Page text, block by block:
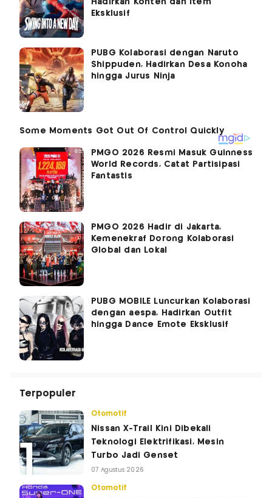
Hadirkan Konten dan Item
Eksklusif
PUBG Kolaborasi dengan Naruto
Shippuden, Hadirkan Desa Konoha
hingga Jurus Ninja
PMGO 2026 Resmi Masuk Guinness
World Records, Catat Partisipasi
Fantastis
PMGO 2026 Hadir di Jakarta,
Kemenekraf Dorong Kolaborasi
Global dan Lokal
PUBG MOBILE Luncurkan Kolaborasi
dengan aespa, Hadirkan Outfit
hingga Dance Emote Eksklusif
Terpopuler
Otomotif
Nissan X-Trail Kini Dibekali
Teknologi Elektrifikasi, Mesin
Turbo Jadi Genset
07 Agustus 2026
Otomotif